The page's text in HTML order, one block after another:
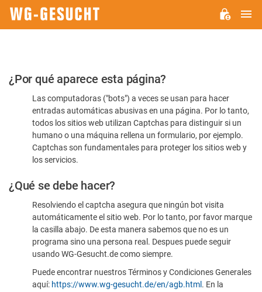
Por
favor,
confirme
humano
¿Por qué aparece esta página?
Las computadoras ("bots") a veces se usan para hacer
entradas automáticas abusivas en una página. Por lo tanto,
todos los sitios web utilizan Captchas para distinguir si un
humano o una máquina rellena un formulario, por ejemplo.
Captchas son fundamentales para proteger los sitios web y
los servicios.
¿Qué se debe hacer?
Resolviendo el captcha asegura que ningún bot visita
automáticamente el sitio web. Por lo tanto, por favor marque
la casilla abajo. De esta manera sabemos que no es un
programa sino una persona real. Despues puede seguir
usando WG-Gesucht.de como siempre.
Puede encontrar nuestros Términos y Condiciones Generales
aquí: https://www.wg-gesucht.de/en/agb.html . En la